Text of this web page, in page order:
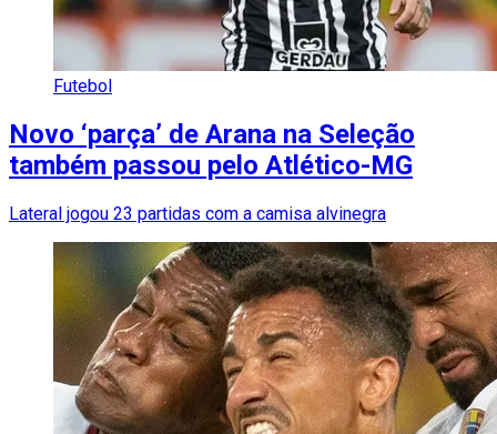
Futebol
Novo ‘parça’ de Arana na Seleção
também passou pelo Atlético-MG
Lateral jogou 23 partidas com a camisa alvinegra